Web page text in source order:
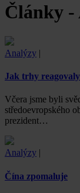
Články -
Analýzy |
Jak trhy
Včera jsme byli
středoevropského
prezident…
Analýzy |
Čína zpomaluje